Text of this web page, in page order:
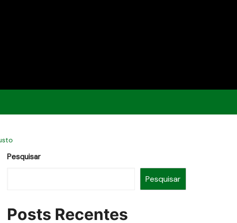
Pesquisar
Pesquisar
Posts Recentes